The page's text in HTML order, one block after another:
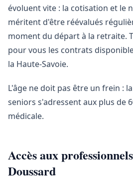
évoluent vite : la cotisation et le
méritent d'être réévalués
moment du départ à la retraite.
pour vous les contrats
la Haute-Savoie.
L'âge ne doit pas être un frein :
seniors s'adressent aux plus de
médicale.
Accès aux
Doussard